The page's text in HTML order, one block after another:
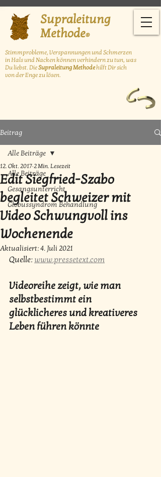
Stimmprobleme, Verspannungen und Schmerzen
in Hals und Nacken könnenverhindern zu tun, was
Du liebst. DieSupraleitung Methodehilft Dir sich
von der Enge zu lösen.
Supraleitung
Methode®
Beitrag
Alle Beiträge
Gesangsunterricht
Globussyndrom Behandlung
Alle Beiträge
Edit Siegfried-Szabo
begleitet Schweizer mit
Video Schwungvoll ins
Wochenende
12. Okt. 2017 2 Min. Lesezeit
Aktualisiert:4. Juli 2021
Quelle: www.pressetext.com
Videoreihe zeigt, wie man
selbstbestimmt ein
glücklicheres und kreativeres
Leben führen könnte